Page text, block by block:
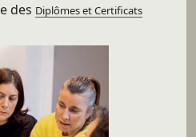
des Diplômes et Certificats